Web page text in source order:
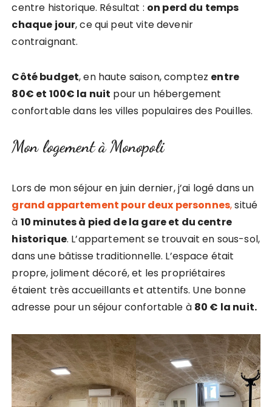
centre historique. Résultat : on perd du temps
chaque jour, ce qui peut vite devenir
contraignant.
Côté budget, en haute saison, comptez entre
80€ et 100€ la nuit pour un hébergement
confortable dans les villes populaires des Pouilles.
Mon logement à Monopoli
Lors de mon séjour en juin dernier, j’ai logé dans un
grand appartement pour deux personnes,situé
à 10 minutes à pied de la gare et du centre
historique. L’appartement se trouvait en sous-sol,
dans une bâtisse traditionnelle. L’espace était
propre, joliment décoré, et les propriétaires
étaient très accueillants et attentifs. Une bonne
adresse pour un séjour confortable à 80 € la nuit.